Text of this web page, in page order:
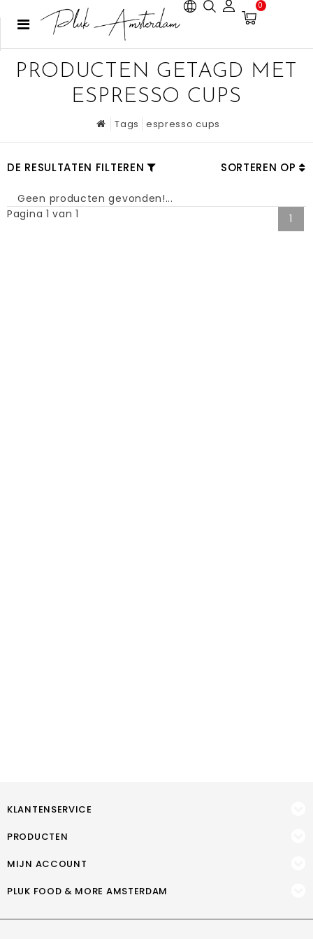
0
PRODUCTEN GETAGD MET
ESPRESSO CUPS
Tags espresso cups
DE RESULTATEN FILTEREN SORTEREN OP
Geen producten gevonden!...
Pagina 1 van 1
1
KLANTENSERVICE
PRODUCTEN
MIJN ACCOUNT
PLUK FOOD & MORE AMSTERDAM